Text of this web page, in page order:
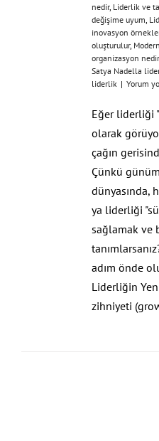
nedir, Liderlik ve
değişime uyum,
inovasyon
oluşturulur,
organizasyon nedir
Satya Nadella
liderlik | Yorum
Eğer liderliği
olarak
çağın
Çünkü
dünyasında,
ya liderliği
sağlamak ve
adım önde
Liderliğin
zihniyeti